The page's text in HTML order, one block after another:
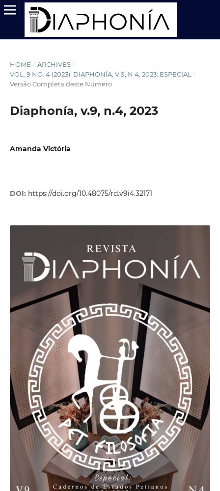
HOME / ARCHIVES /
VOL. 9 NO. 4 (2023): DIAPHONÍA, V.9, N.4, 2023: ESPECIAL
/
Versão Completa deste Número
Diaphonía, v.9, n.4, 2023
Amanda Victória
DOI: https://doi.org/10.48075/rd.v9i4.32171